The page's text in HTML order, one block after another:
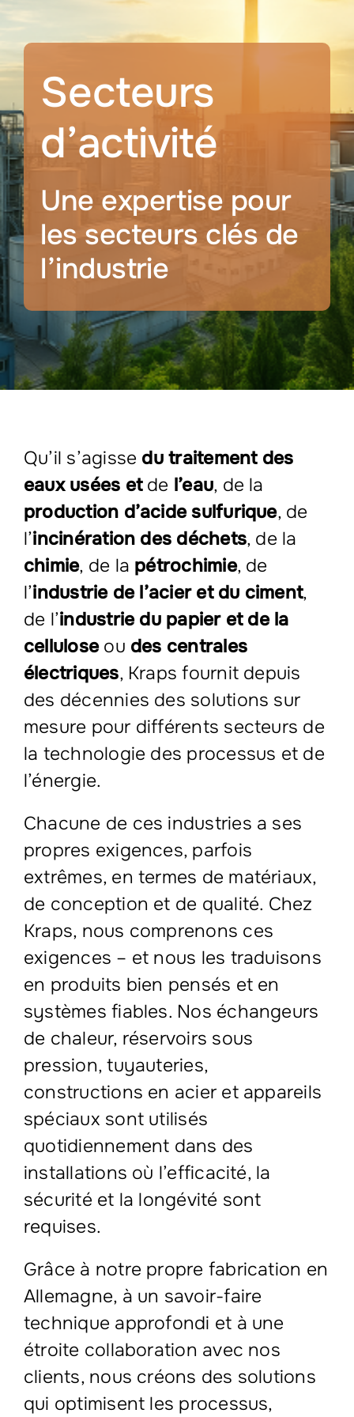
Services
Postes à pourvoir
Société
Secteurs
d’activité
Une expertise pour
les secteurs clés de
l’industrie
Qu’il s’agisse du traitement des
eaux usées etde l’eau, de la
production d’acide sulfurique, de
l’incinération des déchets, de la
chimie, de la pétrochimie, de
l’industrie de l’acier et du ciment,
de l’industrie du papier et de la
celluloseou des centrales
électriques, Kraps fournit depuis
des décennies des solutions sur
mesure pour différents secteurs de
la technologie des processus et de
l’énergie.
Chacune de ces industries a ses
propres exigences, parfois
extrêmes, en termes de matériaux,
de conception et de qualité. Chez
Kraps, nous comprenons ces
exigences – et nous les traduisons
en produits bien pensés et en
systèmes fiables. Nos échangeurs
de chaleur, réservoirs sous
pression, tuyauteries,
constructions en acier et appareils
spéciaux sont utilisés
quotidiennement dans des
installations où l’efficacité, la
sécurité et la longévité sont
requises.
Grâce à notre propre fabrication en
Allemagne, à un savoir-faire
technique approfondi et à une
étroite collaboration avec nos
clients, nous créons des solutions
qui optimisent les processus,